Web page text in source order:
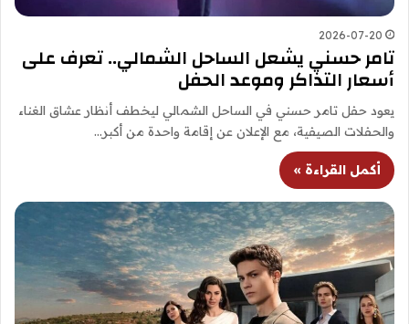
2026-07-20
تامر حسني يشعل الساحل الشمالي.. تعرف على
أسعار التذاكر وموعد الحفل
يعود حفل تامر حسني في الساحل الشمالي ليخطف أنظار عشاق الغناء
والحفلات الصيفية، مع الإعلان عن إقامة واحدة من أكبر…
أكمل القراءة »